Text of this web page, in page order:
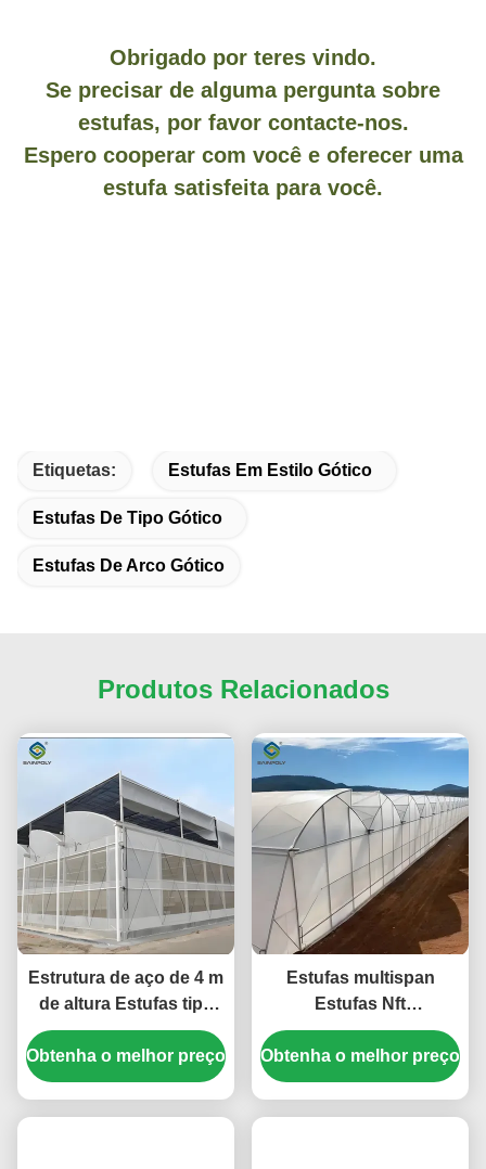
Obrigado por teres vindo.
Se precisar de alguma pergunta sobre
estufas, por favor contacte-nos.
Espero cooperar com você e oferecer uma
estufa satisfeita para você.
Etiquetas: Estufas Em Estilo Gótico
Estufas De Tipo Gótico
Estufas De Arco Gótico
Produtos Relacionados
Estrutura de aço de 4 m
de altura Estufas tipo
gótico Instalação fácil
Obtenha o melhor preço
Estufas multispan
Estufas Nft
hidropónicas completas
6.0~12.0m Estufas
Obtenha o melhor preço